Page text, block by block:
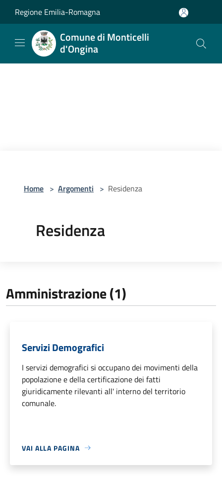
Regione Emilia-Romagna
Comune di Monticelli
d'Ongina
Home > Argomenti > Residenza
Residenza
Amministrazione (1)
Servizi Demografici
I servizi demografici si occupano dei movimenti della
popolazione e della certificazione dei fatti
giuridicamente rilevanti all' interno del territorio
comunale.
VAI ALLA PAGINA